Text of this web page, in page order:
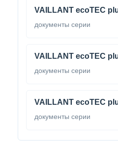
VAILLANT ecoTEC
документы серии
VAILLANT ecoTEC
документы серии
VAILLANT ecoTEC
документы серии